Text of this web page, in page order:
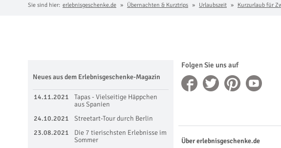
Sie sind hier: erlebnisgeschenke.de Übernachten & Kurztrips Urlaubszeit Kurzurlaub für
Folgen Sie uns auf
Neues aus dem Erlebnisgeschenke-Magazin
14.11.2021
Tapas - Vielseitige Häppchen
aus Spanien
24.10.2021
Streetart-Tour durch Berlin
23.08.2021
Die 7 tierischsten Erlebnisse im
Sommer
Über erlebnisgeschenke.de